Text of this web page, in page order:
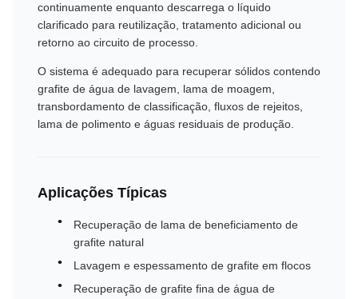
continuamente enquanto descarrega o líquido
clarificado para reutilização, tratamento adicional ou
retorno ao circuito de processo.
O sistema é adequado para recuperar sólidos contendo
grafite de água de lavagem, lama de moagem,
transbordamento de classificação, fluxos de rejeitos,
lama de polimento e águas residuais de produção.
Aplicações Típicas
Recuperação de lama de beneficiamento de
grafite natural
Lavagem e espessamento de grafite em flocos
Recuperação de grafite fina de água de